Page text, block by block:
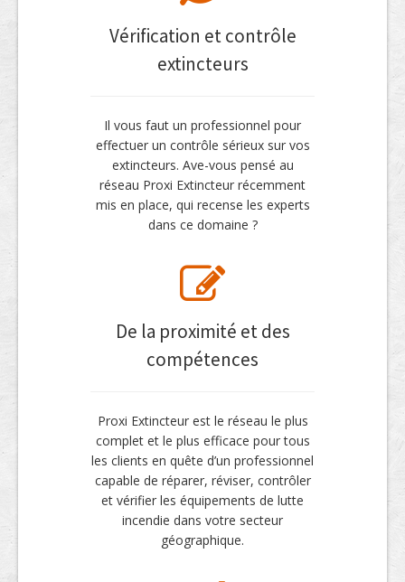
Vérification et contrôle
extincteurs
Il vous faut un professionnel pour
effectuer un contrôle sérieux sur vos
extincteurs. Ave-vous pensé au
réseau Proxi Extincteur récemment
mis en place, qui recense les experts
dans ce domaine ?
De la proximité et des
compétences
Proxi Extincteur est le réseau le plus
complet et le plus efficace pour tous
les clients en quête d’un professionnel
capable de réparer, réviser, contrôler
et vérifier les équipements de lutte
incendie dans votre secteur
géographique.